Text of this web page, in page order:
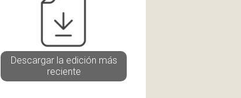
Descargar la edición más
reciente